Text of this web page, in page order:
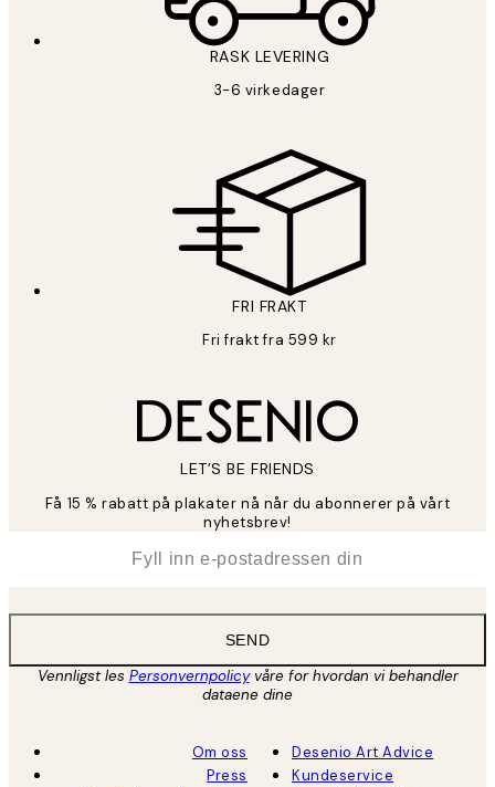
RASK LEVERING
3-6 virkedager
FRI FRAKT
Fri frakt fra 599 kr
LET’S BE FRIENDS
Få 15 % rabatt på plakater nå når du abonnerer på vårt
nyhetsbrev!
SEND
Vennligst les Personvernpolicyvåre for hvordan vi behandler
dataene dine
Om oss
Press
Desenio Art Advice
Kundeservice